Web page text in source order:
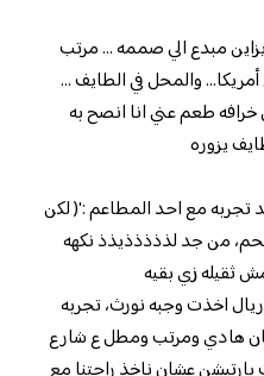
مبدع الي صممه … مرتب
والمحل في الطايف …
طعم عني انا انصح به
يزوره
تجربه مع احد المطاعم :'( لكن
من جد لذذذذذيذذ نكهه
ثقيله زي بقيه
المطاعم،الاسعار للوجبات من ٢٤ ريال اخذت وجبه نورث، تجربه
هادي ومرتب ومطل ع شارع